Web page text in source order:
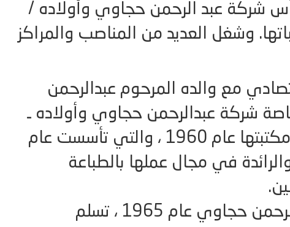
نابلس عام 1945، يرأس شركة عبد الرحمن حجاوي وأولاده /
وشغل العديد من المناصب والمراكز
مع والده المرحوم عبدالرحمن
شركة عبدالرحمن حجاوي وأولاده ـ
مطبعة النصر التجارية ومكتبتها عام 1960 ، والتي تأسست عام
والرائدة في مجال عملها بالطباعة
بعد رحيل المرحوم عبدالرحمن حجاوي عام 1965 ، تسلم